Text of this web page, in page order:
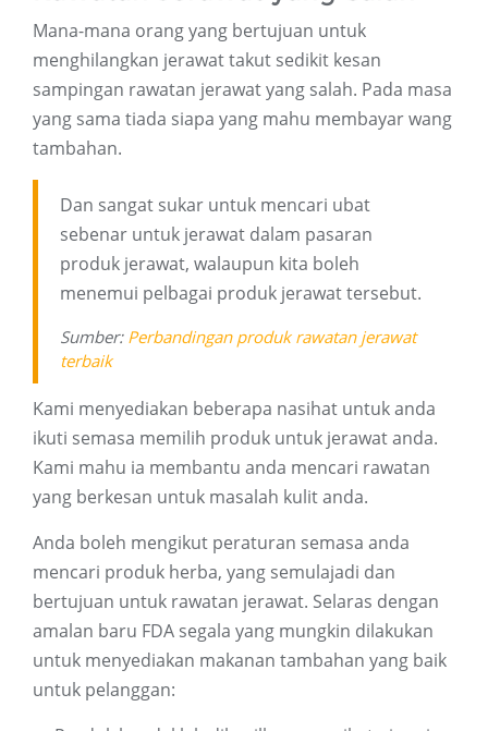
Mana-mana orang yang bertujuan untuk
menghilangkan jerawat takut sedikit kesan
sampingan rawatan jerawat yang salah. Pada masa
yang sama tiada siapa yang mahu membayar wang
tambahan.
Dan sangat sukar untuk mencari ubat
sebenar untuk jerawat dalam pasaran
produk jerawat, walaupun kita boleh
menemui pelbagai produk jerawat tersebut.
Sumber: Perbandingan produk rawatan jerawat
terbaik
Kami menyediakan beberapa nasihat untuk anda
ikuti semasa memilih produk untuk jerawat anda.
Kami mahu ia membantu anda mencari rawatan
yang berkesan untuk masalah kulit anda.
Anda boleh mengikut peraturan semasa anda
mencari produk herba, yang semulajadi dan
bertujuan untuk rawatan jerawat. Selaras dengan
amalan baru FDA segala yang mungkin dilakukan
untuk menyediakan makanan tambahan yang baik
untuk pelanggan: